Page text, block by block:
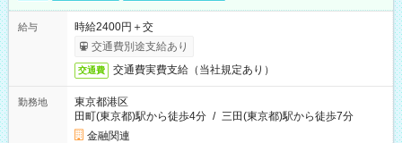
給与
時給2400円＋交
交通費別途支給あり
交通費 交通費実費支給（当社規定あり）
勤務地
東京都港区
田町(東京都)駅から徒歩4分 / 三田(東京都)駅から徒歩7分
金融関連